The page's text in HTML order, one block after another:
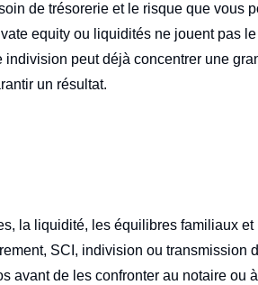
de trésorerie et le risque que vous
equity ou liquidités ne jouent pas
peut déjà concentrer une
un résultat.
la liquidité, les équilibres familiaux
SCI, indivision ou transmission
de les confronter au notaire ou